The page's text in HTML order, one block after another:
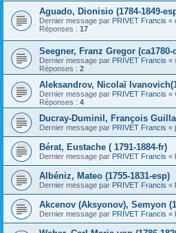
Aguado, Dionisio (1784-1849-
Dernier message par PRIVET Francis «
Réponses : 17
Seegner, Franz Gregor (ca1780-
Dernier message par PRIVET Francis «
Réponses : 2
Aleksandrov, Nicolaï
Dernier message par PRIVET Francis «
Réponses : 4
Ducray-Duminil, François
Dernier message par PRIVET Francis «
Bérat, Eustache ( 1791-1884-fr)
Dernier message par PRIVET Francis «
Albéniz, Mateo (1755-1831-esp)
Dernier message par PRIVET Francis «
Akcenov (Aksyonov), Semyon
Dernier message par PRIVET Francis «